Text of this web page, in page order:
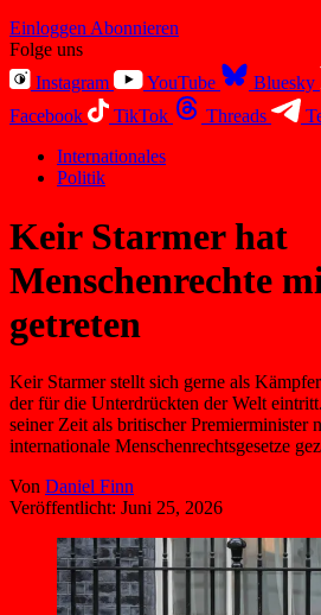
Einloggen Abonnieren
Folge uns
Instagram
YouTube Bluesky
Facebook
TikTok Threads
Internationales
Politik
Keir Starmer hat
Menschenrechte
getreten
Keir Starmer stellt sich gerne als
der für die Unterdrückten der Welt
seiner Zeit als britischer Premierminister
internationale Menschenrechtsgesetze
Von Daniel Finn
Veröffentlicht: Juni 25, 2026